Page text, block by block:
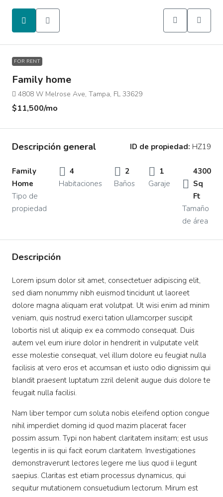
FOR RENT
Family home
4808 W Melrose Ave, Tampa, FL 33629
$11,500/mo
Descripción general ID de propiedad: HZ19
Family
Home
Tipo de
propiedad
4
Habitaciones
2
Baños
1
Garaje
4300
Sq
Ft
Tamaño
de área
Descripción
Lorem ipsum dolor sit amet, consectetuer adipiscing elit,
sed diam nonummy nibh euismod tincidunt ut laoreet
dolore magna aliquam erat volutpat. Ut wisi enim ad minim
veniam, quis nostrud exerci tation ullamcorper suscipit
lobortis nisl ut aliquip ex ea commodo consequat. Duis
autem vel eum iriure dolor in hendrerit in vulputate velit
esse molestie consequat, vel illum dolore eu feugiat nulla
facilisis at vero eros et accumsan et iusto odio dignissim qui
blandit praesent luptatum zzril delenit augue duis dolore te
feugait nulla facilisi.
Nam liber tempor cum soluta nobis eleifend option congue
nihil imperdiet doming id quod mazim placerat facer
possim assum. Typi non habent claritatem insitam; est usus
legentis in iis qui facit eorum claritatem. Investigationes
demonstraverunt lectores legere me lius quod ii legunt
saepius. Claritas est etiam processus dynamicus, qui
sequitur mutationem consuetudium lectorum. Mirum est